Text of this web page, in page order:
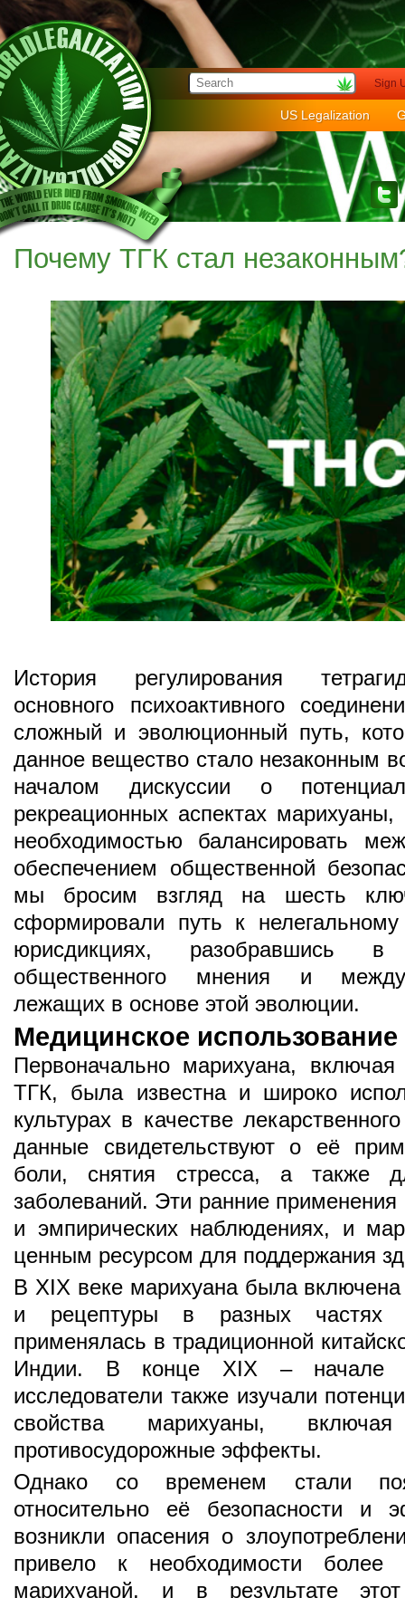
Sign
US Legalization
Почему ТГК стал
История регулирования
основного психоактивного
сложный и эволюционный путь,
данное вещество стало незаконным
началом дискуссии о
рекреационных аспектах
необходимостью балансировать
обеспечением общественной
мы бросим взгляд на шесть
сформировали путь к
юрисдикциях, разобравшись
общественного мнения и
лежащих в основе этой эволюции.
Медицинское
Первоначально марихуана,
ТГК, была известна и широко
культурах в качестве
данные свидетельствуют о её
боли, снятия стресса, а также
заболеваний. Эти ранние
и эмпирических наблюдениях, и
ценным ресурсом для поддержания
В XIX веке марихуана была
и рецептуры в разных частях
применялась в традиционной
Индии. В конце XIX – начале
исследователи также изучали
свойства марихуаны,
противосудорожные эффекты.
Однако со временем стали
относительно её безопасности и
возникли опасения о
привело к необходимости более
марихуаной, и в результате